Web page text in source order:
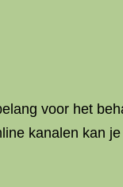
voor het
kanalen kan